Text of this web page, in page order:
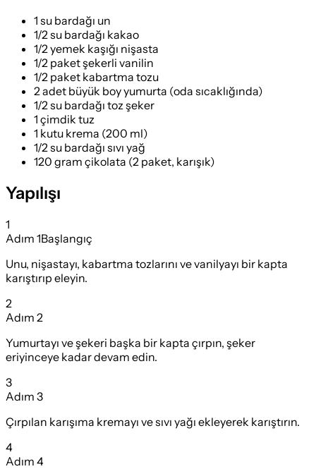
1 su bardağı un
1/2 su bardağı kakao
1/2 yemek kaşığı nişasta
1/2 paket şekerli vanilin
1/2 paket kabartma tozu
2 adet büyük boy yumurta (oda sıcaklığında)
1/2 su bardağı toz şeker
1 çimdik tuz
1 kutu krema (200 ml)
1/2 su bardağı sıvı yağ
120 gram çikolata (2 paket, karışık)
Yapılışı
1
Adım 1Başlangıç
Unu, nişastayı, kabartma tozlarını ve vanilyayı bir kapta
karıştırıp eleyin.
2
Adım 2
Yumurtayı ve şekeri başka bir kapta çırpın, şeker
eriyinceye kadar devam edin.
3
Adım 3
Çırpılan karışıma kremayı ve sıvı yağı ekleyerek karıştırın.
4
Adım 4